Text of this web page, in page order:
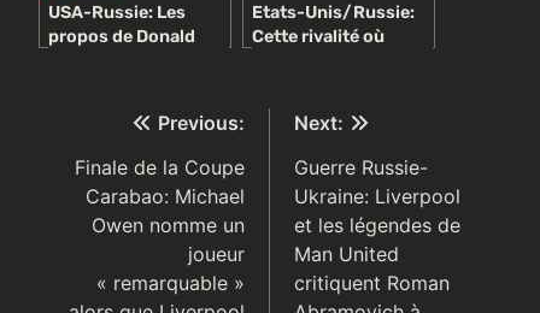
USA-Russie: Les
propos de Donald
Etats-Unis/Russie:
Cette rivalité où
Trump
Navigation
de
l’article
Previous:
Finale de la Coupe
Carabao: Michael
Owen nomme un
joueur
« remarquable »
Next:
Guerre Russie-
Ukraine: Liverpool
et les légendes de
Man United
critiquent Roman